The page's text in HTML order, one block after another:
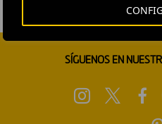
SÍGUENOS EN